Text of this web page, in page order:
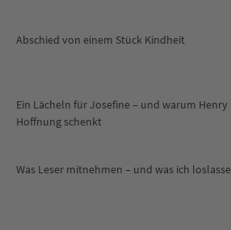
Abschied von einem Stück Kindheit
Ein Lächeln für Josefine – und warum Henry
Hoffnung schenkt
Was Leser mitnehmen – und was ich